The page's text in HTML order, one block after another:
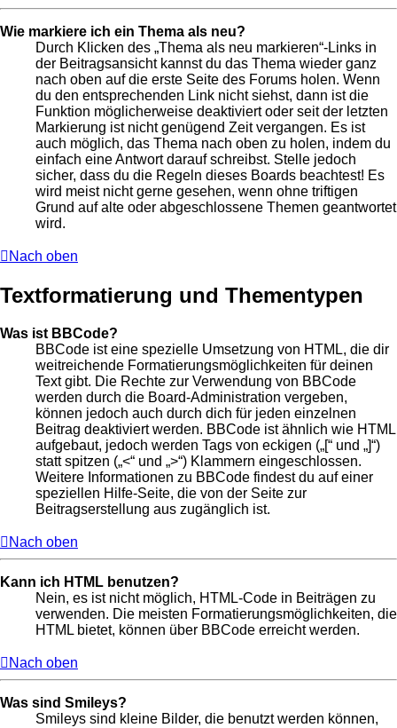
Wie markiere ich ein Thema als neu?
Durch Klicken des „Thema als neu markieren“-Links in
der Beitragsansicht kannst du das Thema wieder ganz
nach oben auf die erste Seite des Forums holen. Wenn
du den entsprechenden Link nicht siehst, dann ist die
Funktion möglicherweise deaktiviert oder seit der letzten
Markierung ist nicht genügend Zeit vergangen. Es ist
auch möglich, das Thema nach oben zu holen, indem du
einfach eine Antwort darauf schreibst. Stelle jedoch
sicher, dass du die Regeln dieses Boards beachtest! Es
wird meist nicht gerne gesehen, wenn ohne triftigen
Grund auf alte oder abgeschlossene Themen geantwortet
wird.
Nach oben
Textformatierung und Thementypen
Was ist BBCode?
BBCode ist eine spezielle Umsetzung von HTML, die dir
weitreichende Formatierungsmöglichkeiten für deinen
Text gibt. Die Rechte zur Verwendung von BBCode
werden durch die Board-Administration vergeben,
können jedoch auch durch dich für jeden einzelnen
Beitrag deaktiviert werden. BBCode ist ähnlich wie HTML
aufgebaut, jedoch werden Tags von eckigen („[“ und „]“)
statt spitzen („<“ und „>“) Klammern eingeschlossen.
Weitere Informationen zu BBCode findest du auf einer
speziellen Hilfe-Seite, die von der Seite zur
Beitragserstellung aus zugänglich ist.
Nach oben
Kann ich HTML benutzen?
Nein, es ist nicht möglich, HTML-Code in Beiträgen zu
verwenden. Die meisten Formatierungsmöglichkeiten, die
HTML bietet, können über BBCode erreicht werden.
Nach oben
Was sind Smileys?
Smileys sind kleine Bilder, die benutzt werden können,